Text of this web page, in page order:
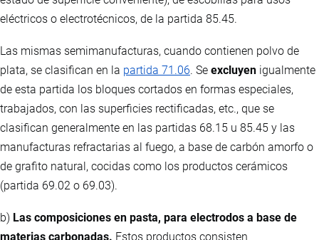
eléctricos o electrotécnicos, de la partida 85.45.
Las mismas semimanufacturas, cuando contienen polvo de
plata, se clasifican en la partida 71.06. Se excluyen igualmente
de esta partida los bloques cortados en formas especiales,
trabajados, con las superficies rectificadas, etc., que se
clasifican generalmente en las partidas 68.15 u 85.45 y las
manufacturas refractarias al fuego, a base de carbón amorfo o
de grafito natural, cocidas como los productos cerámicos
(partida 69.02 o 69.03).
b) Las composiciones en pasta, para electrodos a base de
materias carbonadas. Estos productos consisten